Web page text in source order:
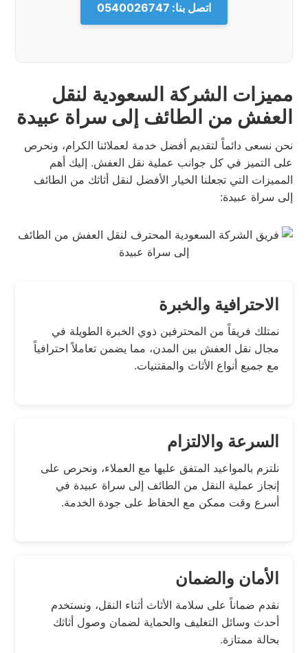
اتصل بنا: 0540026747
مميزات الشركة السعودية لنقل
العفش من الطائف إلى سراة عبيدة
نحن نسعى دائماً لتقديم أفضل خدمة لعملائنا الكرام، ونحرص
على التميز في كل جوانب عملية نقل العفش. إليك أهم
المميزات التي تجعلنا الخيار الأفضل لنقل أثاثك من الطائف
إلى سراة عبيدة:
الاحترافية والخبرة
نمتلك فريقاً من المحترفين ذوي الخبرة الطويلة في
مجال نقل العفش بين المدن، مما يضمن تعاملاً احترافياً
مع جميع أنواع الأثاث والمقتنيات.
السرعة والالتزام
نلتزم بالمواعيد المتفق عليها مع العملاء، ونحرص على
إنجاز عملية النقل من الطائف إلى سراة عبيدة في
أسرع وقت ممكن مع الحفاظ على جودة الخدمة.
الأمان والضمان
نقدم ضماناً على سلامة الأثاث أثناء النقل، ونستخدم
أحدث وسائل التغليف والحماية لضمان وصول أثاثك
بحالة ممتازة.